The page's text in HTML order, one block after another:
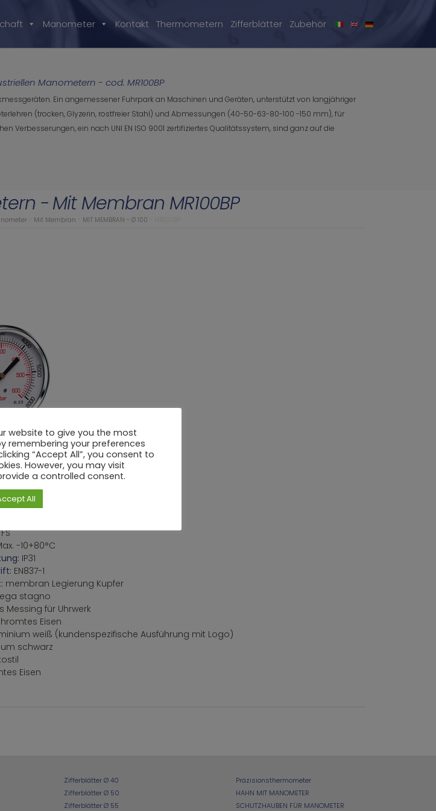
Manometer Kontakt Thermometern Zifferblätter Zubehör
Manometern - cod. MR100BP
Ein angemessener Fuhrpark an Maschinen und Geräten, unterstützt von langjähriger
(trocken, Glyzerin, rostfreier Stahl) und Abmessungen (40-50-63-80-100 -150 mm), für
Verbesserungen, ein nach UNI EN ISO 9001 zertifiziertes Qualitätssystem, sind ganz auf die
-Mit Membran MR100BP
Mit Membran MIT MEMBRAN - Ø 100
mit membran für gas Ø 100
100
– G3/8B – G1/2B
-10+80°C
IP31
EN837-1
membran Legierung Kupfer
stagno
Messing für Uhrwerk
Eisen
weiß (kundenspezifische Ausführung mit Logo)
schwarz
Eisen
Zifferblätter Ø 40
Zifferblätter Ø 50
Zifferblätter Ø 55
Präzisionsthermometer
HAHN MIT MANOMETER
SCHUTZHAUBEN FÜR MANOMETER
website to give you the most
remembering your preferences
“Accept All”, you consent to
However, you may visit
a controlled consent.
All